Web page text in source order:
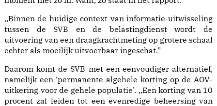
,,Binnen de huidige context van informatie-uitwisseling
tussen de SVB en de belastingdienst wordt de
uitvoering van een draagkrachtmeting op grotere schaal
echter als moeilijk uitvoerbaar ingeschat.”
Daarom komt de SVB met een eenvoudiger alternatief,
namelijk een ‘permanente algehele korting op de AOV-
uitkering voor de gehele populatie’. ,,Een korting van 10
procent zal leiden tot een evenredige beheersing van